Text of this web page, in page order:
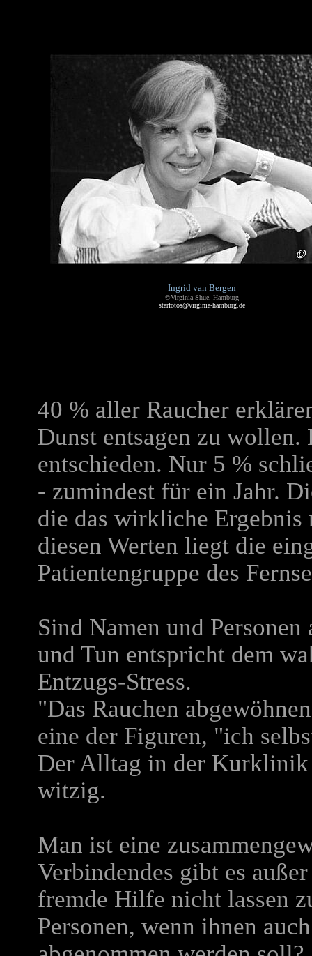
Ingrid van Bergen
©Virginia Shue, Hamburg
starfotos@virginia-hamburg.de
40 % aller Raucher
Dunst entsagen zu
entschieden. Nur 5 %
- zumindest für ein Jahr.
die das wirkliche Ergebnis
diesen Werten liegt die
Patientengruppe des
Sind Namen und
und Tun entspricht dem
Entzugs-Stress.
"Das Rauchen
eine der Figuren, "ich
Der Alltag in der
witzig.
Man ist eine
Verbindendes gibt es
fremde Hilfe nicht lassen
Personen, wenn ihnen